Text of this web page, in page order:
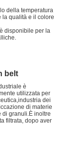
della temperatura
la qualità e il colore
disponibile per la
belt
è
utilizzata per
dei
di materie
di granuli.È inoltre
filtrata, dopo aver